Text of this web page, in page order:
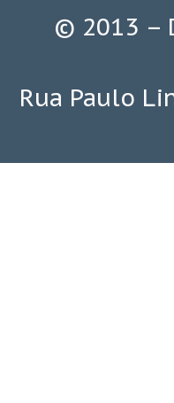
© 2013 –
Rua Paulo